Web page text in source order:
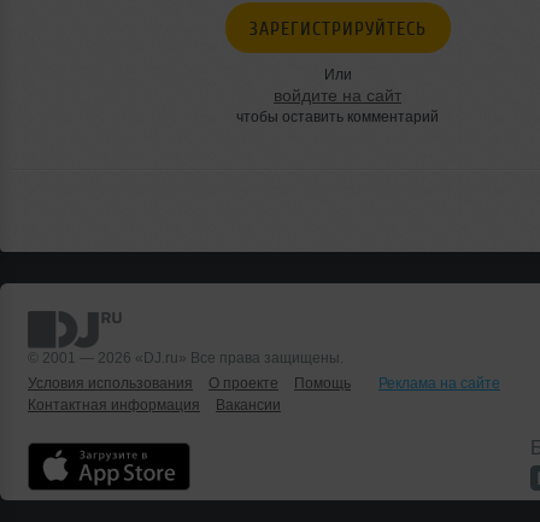
ЗАРЕГИСТРИРУЙТЕСЬ
Или
войдите на сайт
чтобы оставить комментарий
© 2001 — 2026 «DJ.ru» Все права защищены.
Условия использования
О проекте Помощь
Реклама на сайте
Контактная информация
Вакансии